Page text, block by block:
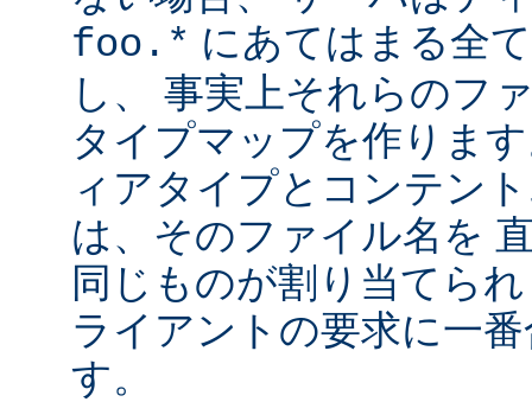
foo.* にあてはまる全
し、 事実上それらのフ
タイプマップを作りま
ィアタイプとコンテン
は、そのファイル名を
同じものが割り当てら
ライアントの要求に一
す。